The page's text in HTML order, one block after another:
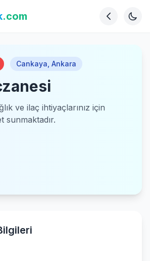
.com
Cankaya Ankara
ve ilaç ihtiyaçlarınız için
sunmaktadır.